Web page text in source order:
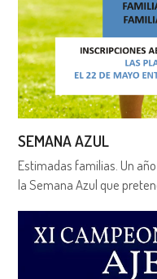
SEMANA AZUL
Estimadas familias. Un
la Semana Azul que